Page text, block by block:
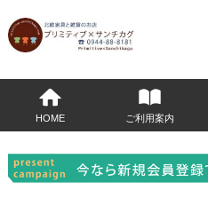
HOME ご利用案内